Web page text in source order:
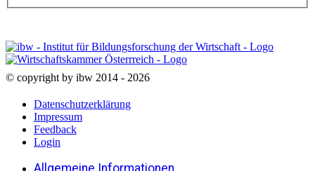
© copyright by ibw 2014 - 2026
Datenschutzerklärung
Impressum
Feedback
Login
Allgemeine Informationen